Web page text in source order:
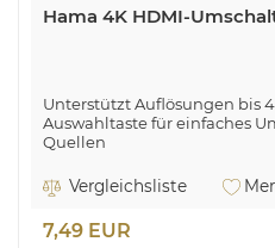
Hama 4K HDMI-
Unterstützt Auflösungen bis
Auswahltaste für einfaches
Quellen
Plug-and-Play-Installation:
Doppelt geschirmtes
Vergleichsliste
7,49 EUR